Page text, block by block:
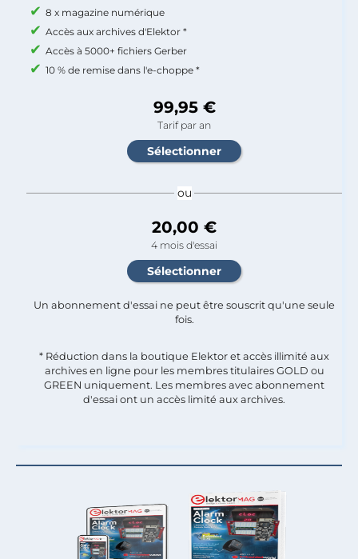
8 x magazine numérique
Accès aux archives d'Elektor *
Accès à 5000+ fichiers Gerber
10 % de remise dans l'e-choppe *
99,95 €
Tarif par an
ou
20,00 €
4 mois d'essai
Un abonnement d'essai ne peut être souscrit qu'une seule
fois.​
* Réduction dans la boutique Elektor et accès illimité aux
archives en ligne pour les membres titulaires GOLD ou
GREEN uniquement. Les membres avec abonnement
d'essai ont un accès limité aux archives.